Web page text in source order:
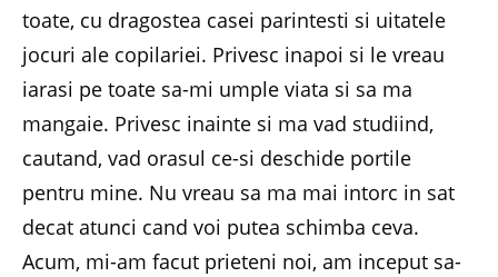
toate, cu dragostea casei parintesti si uitatele
jocuri ale copilariei. Privesc inapoi si le vreau
iarasi pe toate sa-mi umple viata si sa ma
mangaie. Privesc inainte si ma vad studiind,
cautand, vad orasul ce-si deschide portile
pentru mine. Nu vreau sa ma mai intorc in sat
decat atunci cand voi putea schimba ceva.
Acum, mi-am facut prieteni noi, am inceput sa-